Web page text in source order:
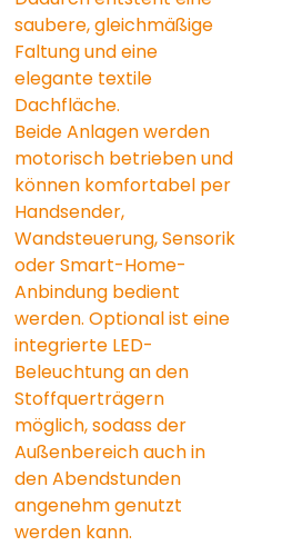
saubere, gleichmäßige
Faltung und eine
elegante textile
Dachfläche.
Beide Anlagen werden
motorisch betrieben und
können komfortabel per
Handsender,
Wandsteuerung, Sensorik
oder Smart-Home-
Anbindung bedient
werden. Optional ist eine
integrierte LED-
Beleuchtung an den
Stoffquerträgern
möglich, sodass der
Außenbereich auch in
den Abendstunden
angenehm genutzt
werden kann.